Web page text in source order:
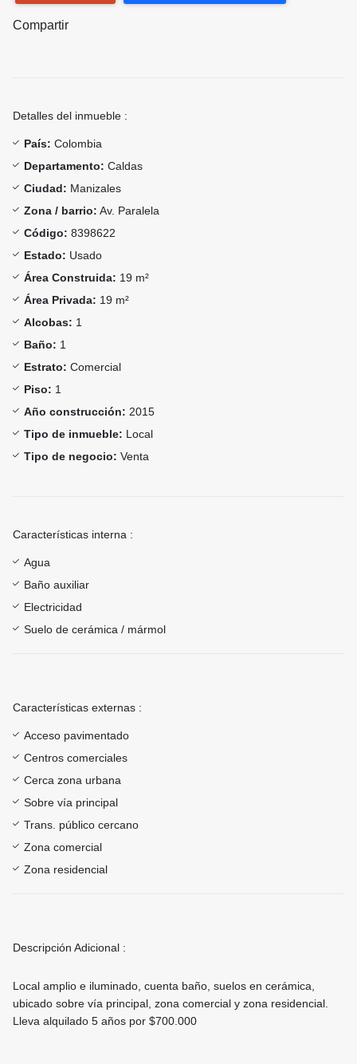
Compartir
Detalles del inmueble :
País: Colombia
Departamento: Caldas
Ciudad: Manizales
Zona / barrio: Av. Paralela
Código: 8398622
Estado: Usado
Área Construida: 19 m²
Área Privada: 19 m²
Alcobas: 1
Baño: 1
Estrato: Comercial
Piso: 1
Año construcción: 2015
Tipo de inmueble: Local
Tipo de negocio: Venta
Características interna :
Agua
Baño auxiliar
Electricidad
Suelo de cerámica / mármol
Características externas :
Acceso pavimentado
Centros comerciales
Cerca zona urbana
Sobre vía principal
Trans. público cercano
Zona comercial
Zona residencial
Descripción Adicional :
Local amplio e iluminado, cuenta baño, suelos en cerámica,
ubicado sobre vía principal, zona comercial y zona residencial.
Lleva alquilado 5 años por $700.000